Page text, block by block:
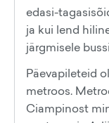
edasi-
ja kui lend
järgmisele
Päevapileteid
metroos.
Ciampinost